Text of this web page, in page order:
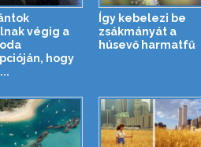
végig a
hogy
Így kebelezi be
zsákmányát a
húsevő harmatfű